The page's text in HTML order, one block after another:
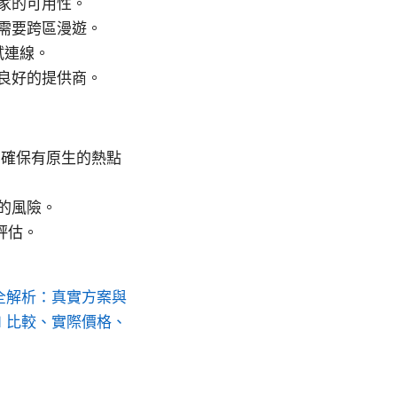
要跨區漫遊。
線。
好的提供商。
保有原生的熱點
風險。
。
析：真實方案與
較、實際價格、